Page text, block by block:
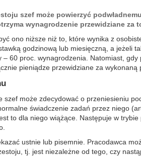
szef może powierzyć
wynagrodzenie przewidziane za
ono niższe niż to, które wynika z
godzinową lub miesięczną, a jeżeli
– 60 proc. wynagrodzenia. Natomiast, gdy
pieniądze przewidziane za wykonaną
szef może zdecydować o przeniesieniu
świadczenie zadań przez niego
to dla niego wiążące. Następuje w
ustnie lub pisemnie. Pracodawca
tj. jest niezależne od tego, czy